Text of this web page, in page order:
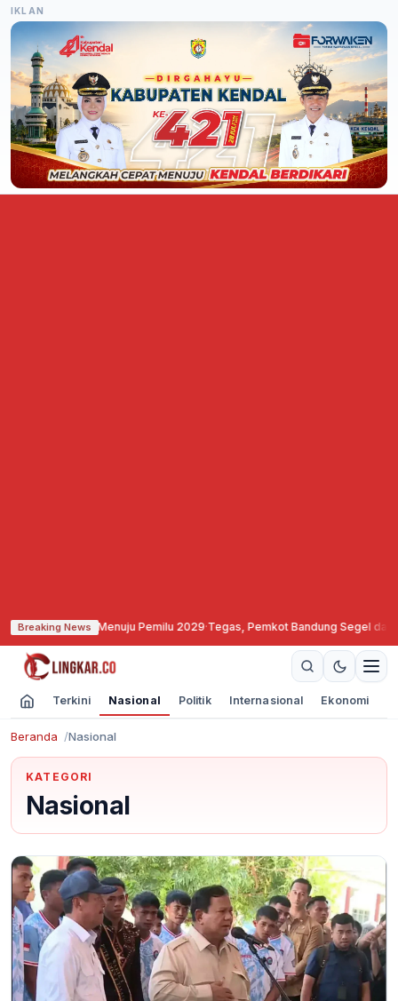
IKLAN
Breaking News
Pemilu 2029·Tegas, Pemkot Bandung Segel dan Bekukan Izin
Terkini Nasional Politik Internasional Ekonomi
Beranda Nasional
KATEGORI
Nasional